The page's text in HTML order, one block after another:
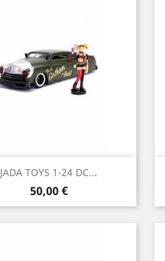
JADA TOYS 1-24 DC...
Precio
50,00 €
Vista rápida